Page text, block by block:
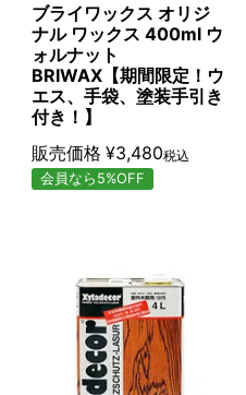
ブライワックス オリジ
ナル ワックス 400ml ウ
ォルナット
BRIWAX【期間限定！ウ
エス、手袋、塗装手引き
付き！】
販売価格 ¥3,480税込
会員なら5%OFF